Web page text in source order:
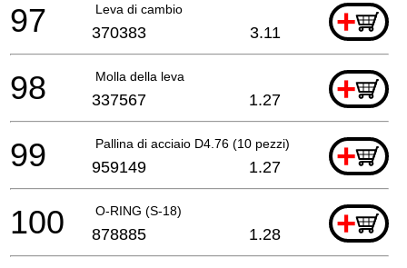
Leva di cambio +
97 370383 3.11
Molla della leva +
98 337567 1.27
Pallina di acciaio D4.76 (10 pezzi) +
99 959149 1.27
O-RING (S-18) +
100 878885 1.28